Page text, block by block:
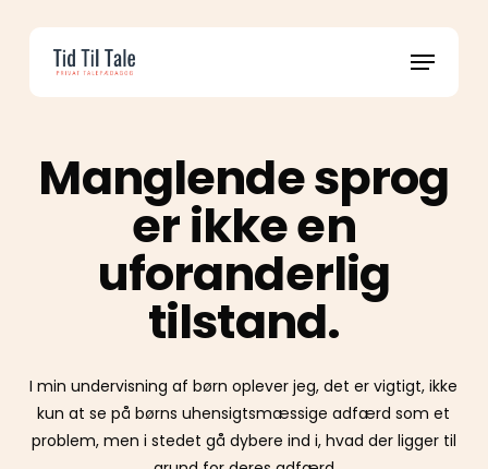
content
Menu
Manglende sprog
er ikke en
uforanderlig
tilstand.
I min undervisning af børn oplever jeg, det er vigtigt, ikke
kun at se på børns uhensigtsmæssige adfærd som et
problem, men i stedet gå dybere ind i, hvad der ligger til